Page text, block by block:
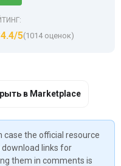
4.4/5(1014 оценок)
в Marketplace
case the official resource
download links for
them in comments is